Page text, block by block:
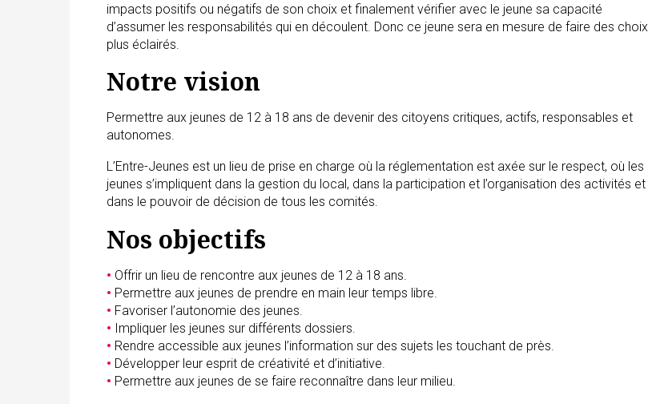
impacts positifs ou négatifs de son choix et finalement vérifier avec le jeune sa capacité
d’assumer les responsabilités qui en découlent. Donc ce jeune sera en mesure de faire des choix
plus éclairés.
Notre vision
Permettre aux jeunes de 12 à 18 ans de devenir des citoyens critiques, actifs, responsables et
autonomes.
L’Entre-Jeunes est un lieu de prise en charge où la réglementation est axée sur le respect, où les
jeunes s’impliquent dans la gestion du local, dans la participation et l’organisation des activités et
dans le pouvoir de décision de tous les comités.
Nos objectifs
• Offrir un lieu de rencontre aux jeunes de 12 à 18 ans.
• Permettre aux jeunes de prendre en main leur temps libre.
• Favoriser l’autonomie des jeunes.
• Impliquer les jeunes sur différents dossiers.
• Rendre accessible aux jeunes l’information sur des sujets les touchant de près.
• Développer leur esprit de créativité et d’initiative.
• Permettre aux jeunes de se faire reconnaître dans leur milieu.